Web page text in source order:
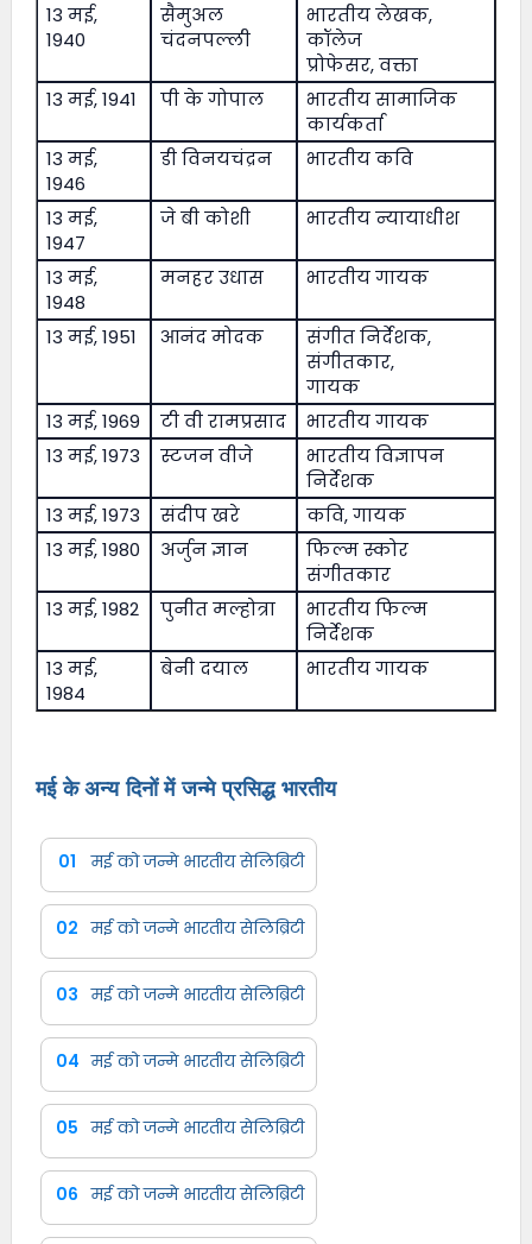
13 मई,
1940
सैमुअल
चंदनपल्ली
भारतीय लेखक,
कॉलेज
प्रोफेसर, वक्ता
13 मई, 1941
पी के गोपाल
भारतीय सामाजिक
कार्यकर्ता
13 मई,
1946
डी विनयचंद्रन भारतीय कवि
13 मई,
1947
जे बी कोशी भारतीय न्यायाधीश
13 मई,
1948
मनहर उधास भारतीय गायक
13 मई, 1951 आनंद मोदक
संगीत निर्देशक,
संगीतकार,
गायक
13 मई, 1969
टी वी रामप्रसाद
भारतीय गायक
13 मई, 1973
स्टजन वीजे
भारतीय विज्ञापन
निर्देशक
13 मई, 1973
संदीप खरे
कवि, गायक
13 मई, 1980
अर्जुन ज्ञान
फिल्म स्कोर
संगीतकार
13 मई, 1982
पुनीत मल्होत्रा
भारतीय फिल्म
निर्देशक
13 मई,
1984
बेनी दयाल भारतीय गायक
मई के अन्य दिनों में जन्मे प्रसिद्ध भारतीय
01 मई को जन्मे भारतीय सेलिब्रिटी
02 मई को जन्मे भारतीय सेलिब्रिटी
03 मई को जन्मे भारतीय सेलिब्रिटी
04 मई को जन्मे भारतीय सेलिब्रिटी
05 मई को जन्मे भारतीय सेलिब्रिटी
06 मई को जन्मे भारतीय सेलिब्रिटी